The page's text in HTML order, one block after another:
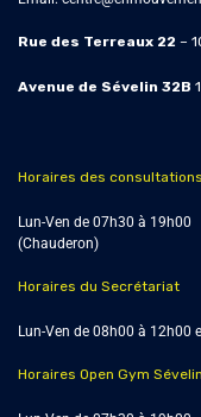
Rue des Terreaux 22 –
Avenue de Sévelin 32B
Horaires des consultations
Lun-Ven de 07h30 à
(Chauderon)
Horaires du Secrétariat
Lun-Ven de 08h00 à
Horaires Open Gym Sévelin